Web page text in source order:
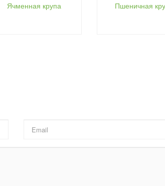
Ячменная крупа Пшеничная